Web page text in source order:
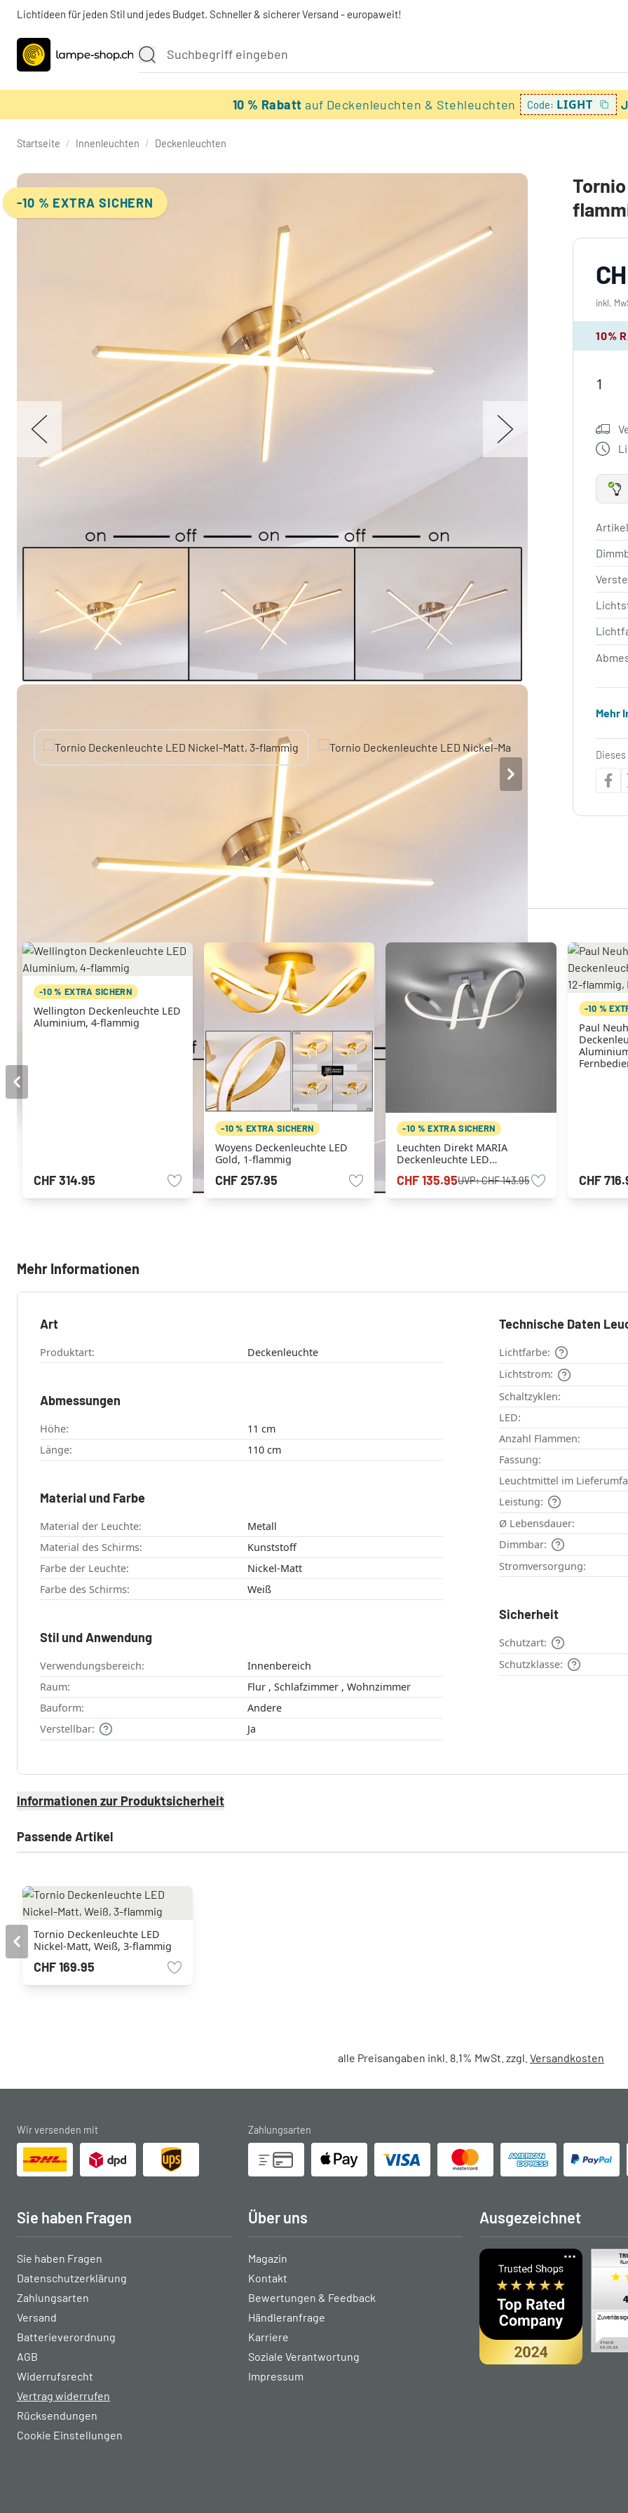
Lichtideen für jeden Stil und jedes Budget. Schneller & sicherer Versand - europaweit!
10 % Rabattauf Deckenleuchten & Stehleuchten Code: LIGHT
Startseite / Innenleuchten / Deckenleuchten
-10 % EXTRA SICHERN
inkl.
10%
Mehr
-10 % EXTRA SICHERN
Wellington Deckenleuchte LED
Aluminium, 4-flammig
CHF 314.95
-10 % EXTRA SICHERN
Woyens Deckenleuchte LED
Gold, 1-flammig
CHF 257.95
-10 % EXTRA SICHERN
Leuchten Direkt MARIA
Deckenleuchte LED
CHF 135.95UVP:CHF 143.95
-10 %
Paul
CHF
Mehr Informationen
Art
Produktart: Deckenleuchte
Abmessungen
Höhe:
11 cm
Länge:
110 cm
Material und Farbe
Material der Leuchte:
Metall
Material des Schirms:
Kunststoff
Farbe der Leuchte:
Nickel-Matt
Farbe des Schirms:
Weiß
Stil und Anwendung
Verwendungsbereich:
Innenbereich
Raum:
Flur , Schlafzimmer , Wohnzimmer
Bauform:
Andere
Verstellbar:
Ja
Technische Daten
Lichtfarbe:
Lichtstrom:
Schaltzyklen:
LED:
Anzahl Flammen:
Fassung:
Leuchtmittel im
Leistung:
Ø Lebensdauer:
Dimmbar:
Stromversorgung:
Sicherheit
Schutzart:
Schutzklasse:
Informationen zur Produktsicherheit
Passende Artikel
Tornio Deckenleuchte LED
Nickel-Matt, Weiß, 3-flammig
CHF 169.95
alle Preisangaben inkl. 8.1% MwSt. zzgl. Versandkosten
Wir versenden mit Zahlungsarten
Sie haben Fragen
Sie haben Fragen
Datenschutzerklärung
Zahlungsarten
Versand
Batterieverordnung
AGB
Widerrufsrecht
Vertrag widerrufen
Rücksendungen
Cookie Einstellungen
Über uns
Magazin
Kontakt
Bewertungen & Feedback
Händleranfrage
Karriere
Soziale Verantwortung
Impressum
Ausgezeichnet